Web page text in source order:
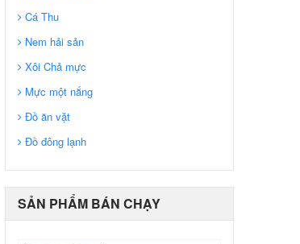
Cá Thu
Nem hải sản
Xôi Chả mực
Mực một nắng
Đồ ăn vặt
Đồ đông lạnh
SẢN PHẨM BÁN CHẠY